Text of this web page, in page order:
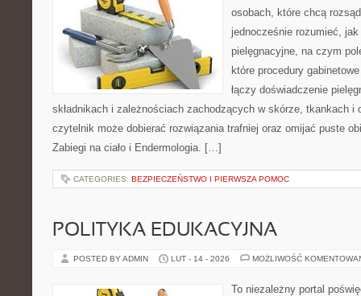
osobach, które chcą
jednocześnie rozumieć, jak
pielęgnacyjne, na czym
które procedury
łączy doświadczenie
składnikach i zależnościach zachodzących w skórze, tkankach i
czytelnik może dobierać rozwiązania trafniej oraz omijać puste
Zabiegi na ciało i Endermologia. […]
CATEGORIES: BEZPIECZEŃSTWO I PIERWSZA POMOC
POLITYKA EDUKACYJNA
POSTED BY ADMIN LUT - 14 - 2026 MOŻLIWOŚĆ
To niezależny portal